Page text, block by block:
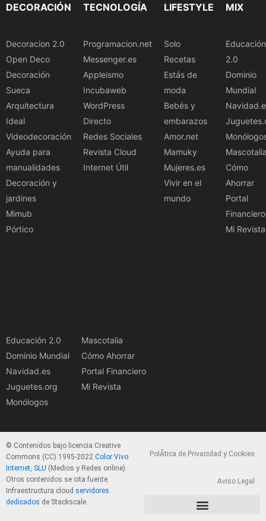
DECORACIÓN
Decoracion 2.0
Open Deco
Decoración
Sueca
Arquitectura
Ideal
Videodecoración
Ayuda para
manualidades
Decoración y
jardines
Mimub
Pórtico
TECNOLOGÍA
Programacion.net
Messenger.es
Appleismo
Incubaweb
WordPress
Directo
Redes Sociales
Revista Cloud
Internet Útil
LIFESTYLE
Solo
Recetas
Estás de
moda
Bebés y
embarazos
Amor.net
Mamuky
Mujeres.es
Vivir en el
mundo
MIX
Educación
2.0
Dominio
Mundial
Cómo
Ahorrar
Portal
Financiero
Mi Revista
Educación 2.0
Dominio Mundial
Navidad.es
Juguetes.org
Monólogos
Mascotalia
Cómo Ahorrar
Portal Financiero
Mi Revista
© Contenidos bajo licencia Creative
Commons (CC) 1995-2022 Color Vivo
Internet, SLU (Medios y Redes online).
Otros contenidos se cita fuente.
Infraestructura cloud servidores
dedicados de Stackscale.
PolÃ­tica de Privacidad y Cookies
Aviso Legal